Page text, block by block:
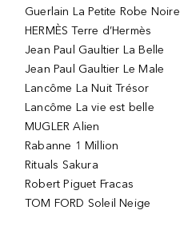
Guerlain La Petite Robe Noire
HERMÈS Terre d’Hermès
Jean Paul Gaultier La Belle
Jean Paul Gaultier Le Male
Lancôme La Nuit Trésor
Lancôme La vie est belle
MUGLER Alien
Rabanne 1 Million
Rituals Sakura
Robert Piguet Fracas
TOM FORD Soleil Neige